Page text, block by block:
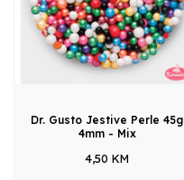
Dr. Gusto Jestive Perle 45g
4mm - Mix
4,50 KM